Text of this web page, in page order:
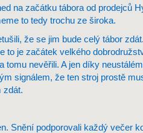
na začátku tábora od prodejců
to tedy trochu ze široka.
že se jim bude celý tábor
to je začátek velkého
nevěřili. A jen díky
signálem, že ten stroj prostě
zdát.
Snění podporovali každý večer